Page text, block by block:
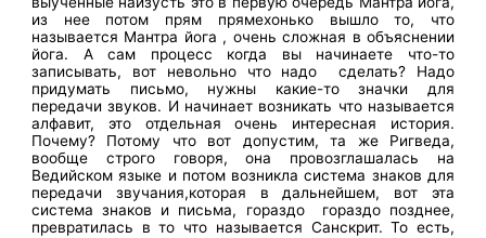
из нее потом прям прямехонько вышло то, что
называется Мантра йога , очень сложная в объяснении
йога. А сам процесс когда вы начинаете что-то
записывать, вот невольно что надо сделать? Надо
придумать письмо, нужны какие-то значки для
передачи звуков. И начинает возникать что называется
алфавит, это отдельная очень интересная история.
Почему? Потому что вот допустим, та же Ригведа,
вообще строго говоря, она провозглашалась на
Ведийском языке и потом возникла система знаков для
передачи звучания,которая в дальнейшем, вот эта
система знаков и письма, гораздо гораздо позднее,
превратилась в то что называется Санскрит. То есть,